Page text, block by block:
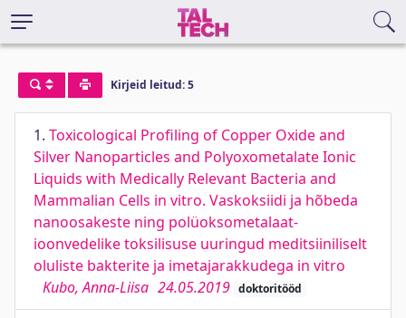
Kirjeid leitud: 5
1. Toxicological Profiling of Copper Oxide and
Silver Nanoparticles and Polyoxometalate Ionic
Liquids with Medically Relevant Bacteria and
Mammalian Cells in vitro. Vaskoksiidi ja hõbeda
nanoosakeste ning polüoksometalaat-
ioonvedelike toksilisuse uuringud meditsiiniliselt
oluliste bakterite ja imetajarakkudega in vitro
Kubo, Anna-Liisa 24.05.2019 doktoritööd